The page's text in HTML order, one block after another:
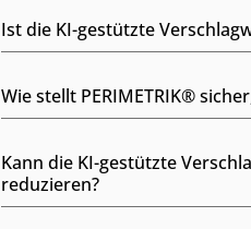
Ist die KI-gestützte
Wie stellt PERIMETRIK®
Kann die KI-gestützte
reduzieren?